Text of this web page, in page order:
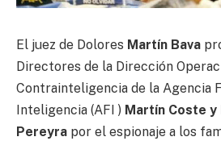
El juez de Dolores Martín Bava
Directores de la Dirección
Contrainteligencia de la Agencia
Inteligencia (AFI ) Martín Coste y
Pereyra por el espionaje a los